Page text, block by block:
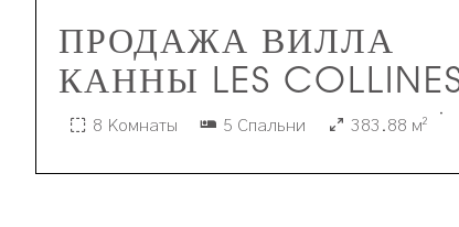
ПРОДАЖА ВИЛЛА
КАННЫ LES
8 Комнаты 5 Спальни 383.88 м²
·